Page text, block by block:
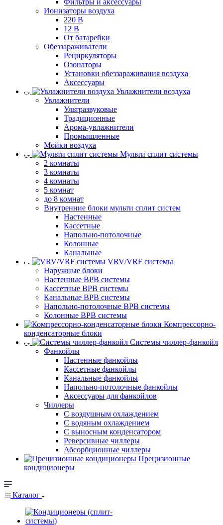
Фильтры и аксессуары
Ионизаторы воздуха
220 В
12 В
От батарейки
Обеззараживатели
Рециркуляторы
Озонаторы
Установки обеззараживания воздуха
Аксессуары
Увлажнители воздуха
Увлажнители
Ультразвуковые
Традиционные
Арома-увлажнители
Промышленные
Мойки воздуха
Мульти сплит системы
2 комнаты
3 комнаты
4 комнаты
5 комнат
до 8 комнат
Внутренние блоки мульти сплит систем
Настенные
Кассетные
Напольно-потолочные
Колонные
Канальные
VRV/VRF системы
Наружные блоки
Настенные ВРВ системы
Кассетные ВРВ системы
Канальные ВРВ системы
Напольно-потолочные ВРВ системы
Колонные ВРВ системы
Компрессорно-
конденсаторные блоки
Системы чиллер-фанкойл
Фанкойлы
Настенные фанкойлы
Кассетные фанкойлы
Канальные фанкойлы
Напольно-потолочные фанкойлы
Аксессуары для фанкойлов
Чиллеры
С воздушным охлаждением
С водяным охлаждением
С выносным конденсатором
Реверсивные чиллеры
Абсорбционные чиллеры
Прецизионные
кондиционеры
Каталог